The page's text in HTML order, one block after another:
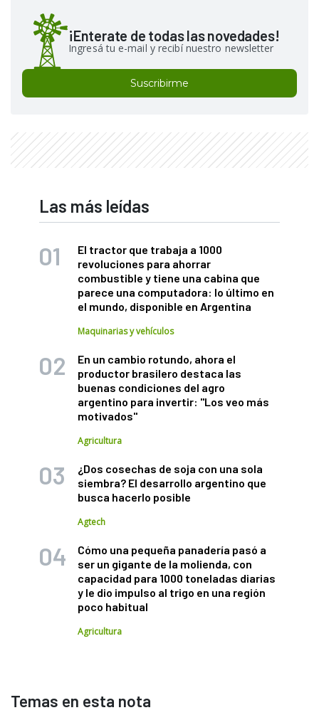
¡Enterate de todas las novedades!
Ingresá tu e-mail y recibí nuestro newsletter
Suscribirme
Las más leídas
El tractor que trabaja a 1000
revoluciones para ahorrar
combustible y tiene una cabina que
parece una computadora: lo último en
el mundo, disponible en Argentina
Maquinarias y vehículos
En un cambio rotundo, ahora el
productor brasilero destaca las
buenas condiciones del agro
argentino para invertir: "Los veo más
motivados"
Agricultura
¿Dos cosechas de soja con una sola
siembra? El desarrollo argentino que
busca hacerlo posible
Agtech
Cómo una pequeña panadería pasó a
ser un gigante de la molienda, con
capacidad para 1000 toneladas diarias
y le dio impulso al trigo en una región
poco habitual
Agricultura
Temas en esta nota